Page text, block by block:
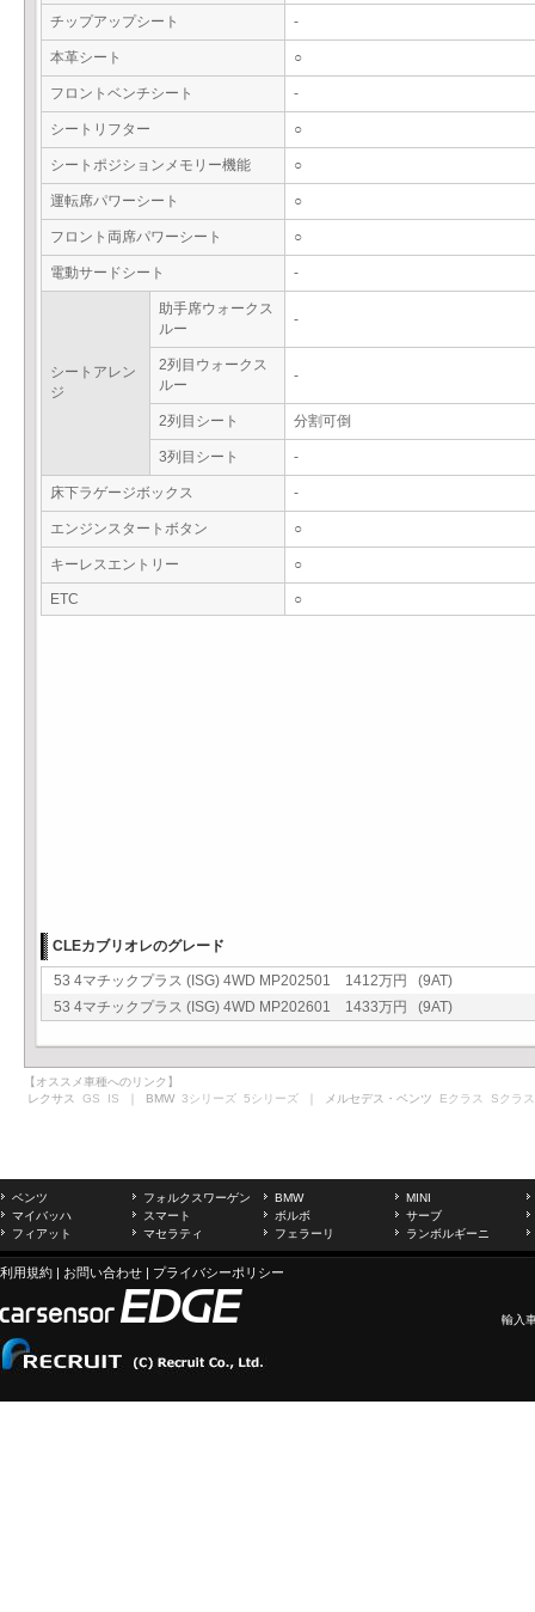
チップアップシート -
本革シート ○
フロントベンチシート -
シートリフター ○
シートポジションメモリー機能 ○
運転席パワーシート ○
フロント両席パワーシート ○
電動サードシート -
シートアレン
ジ
助手席ウォークス
ルー
-
2列目ウォークス
ルー
-
2列目シート 分割可倒
3列目シート -
床下ラゲージボックス -
エンジンスタートボタン ○
キーレスエントリー ○
ETC ○
CLEカブリオレのグレード
53 4マチックプラス (ISG) 4WD MP202501 1412万円 (9AT)
53 4マチックプラス (ISG) 4WD MP202601 1433万円 (9AT)
【オススメ車種へのリンク】
レクサス GS IS ｜ BMW 3シリーズ 5シリーズ ｜ メルセデス・ベンツ Eクラス Sクラス
ベンツ フォルクスワーゲン BMW
MINI
マイバッハ
スマート ボルボ
サーブ
フィアット
マセラティ フェラーリ ランボルギーニ
利用規約 | お問い合わせ | プライバシーポリシー
輸入